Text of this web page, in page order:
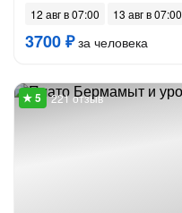
12 авг в 07:00 13 авг в 07:00
3700 ₽за человека
221 отзыв